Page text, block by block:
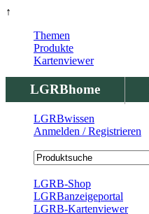
↑
LGRBhome
Themen
Produkte
Kartenviewer
LGRBwissen
Anmelden / Registrieren
LGRB-Shop
LGRBanzeigeportal
LGRB-Kartenviewer